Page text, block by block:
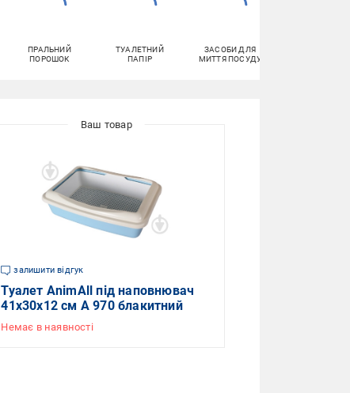
ПРАЛЬНИЙ
ПОРОШОК
ТУАЛЕТНИЙ
ПАПІР
ЗАСОБИ ДЛЯ
МИТТЯ ПОСУДУ
залишити відгук
Туалет AnimAll під наповнювач
41х30х12 см А 970 блакитний
Немає в наявності